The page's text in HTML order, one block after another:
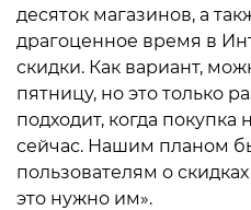
десяток магазинов, а
драгоценное время в
скидки. Как вариант,
пятницу, но это только
подходит, когда покупка
сейчас. Нашим планом
пользователям о
это нужно им».